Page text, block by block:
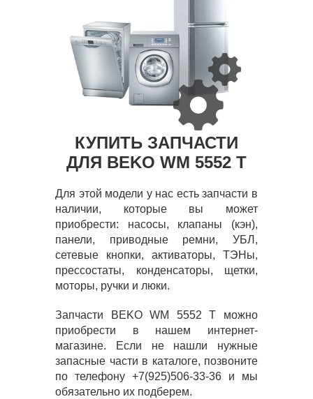
КУПИТЬ ЗАПЧАСТИ
ДЛЯ BEKO WM 5552 T
Для этой модели у нас есть запчасти в
наличии, которые вы может
приобрести: насосы, клапаны (кэн),
панели, приводные ремни, УБЛ,
сетевые кнопки, активаторы, ТЭНы,
прессостаты, конденсаторы, щетки,
моторы, ручки и люки.
Запчасти BEKO WM 5552 T можно
приобрести в нашем интернет-
магазине. Если не нашли нужные
запасные части в каталоге, позвоните
по телефону +7(925)506-33-36 и мы
обязательно их подберем.